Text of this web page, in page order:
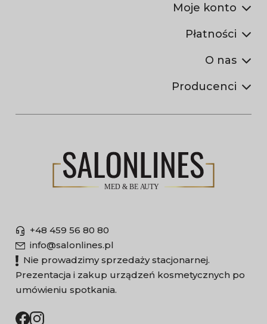
Moje konto
Płatności
O nas
Producenci
+48 459 56 80 80
info@salonlines.pl
Nie prowadzimy sprzedaży stacjonarnej.
Prezentacja i zakup urządzeń kosmetycznych po
umówieniu spotkania.